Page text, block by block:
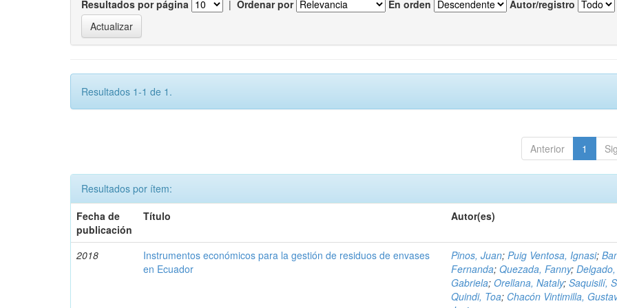
Resultados por página | Ordenar por En orden Autor/registro
Resultados 1-1 de 1.
Anterior 1
Resultados por ítem:
Fecha de
publicación
Título Autor(es)
2018
Instrumentos económicos para la gestión de residuos de envases
en Ecuador
Pinos, Juan;Puig Ventosa, Ignasi;
Fernanda;Quezada, Fanny;Delgado,
Gabriela;Orellana, Nataly;Saquisilí,
Quindi, Toa; Chacón Vintimilla,